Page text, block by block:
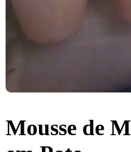
Mousse de